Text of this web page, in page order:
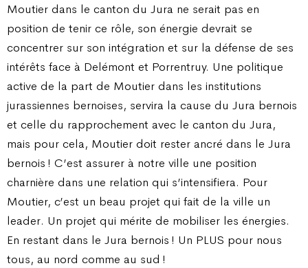
Moutier dans le canton du Jura ne serait pas en
position de tenir ce rôle, son énergie devrait se
concentrer sur son intégration et sur la défense de ses
intérêts face à Delémont et Porrentruy. Une politique
active de la part de Moutier dans les institutions
jurassiennes bernoises, servira la cause du Jura bernois
et celle du rapprochement avec le canton du Jura,
mais pour cela, Moutier doit rester ancré dans le Jura
bernois ! C’est assurer à notre ville une position
charnière dans une relation qui s’intensifiera. Pour
Moutier, c’est un beau projet qui fait de la ville un
leader. Un projet qui mérite de mobiliser les énergies.
En restant dans le Jura bernois ! Un PLUS pour nous
tous, au nord comme au sud !